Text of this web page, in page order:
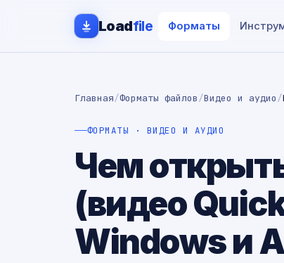
Loadfile Форматы
Главная/Форматы файлов/Видео и аудио/
ФОРМАТЫ · ВИДЕО И АУДИО
Чем
(видео
Windows и